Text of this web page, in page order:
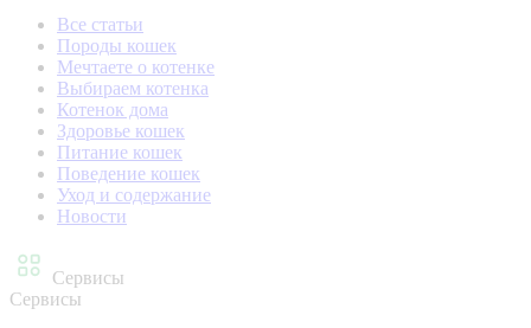
Все статьи
Породы кошек
Мечтаете о котенке
Выбираем котенка
Котенок дома
Здоровье кошек
Питание кошек
Поведение кошек
Уход и содержание
Новости
Сервисы
Сервисы